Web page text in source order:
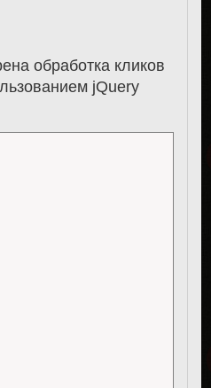
обработка кликов
jQuery